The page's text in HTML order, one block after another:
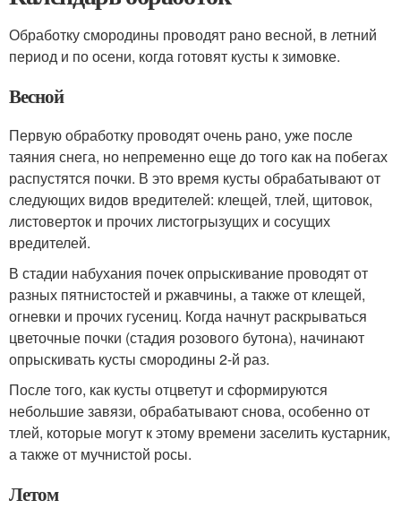
Обработку смородины проводят рано весной, в летний
период и по осени, когда готовят кусты к зимовке.
Весной
Первую обработку проводят очень рано, уже после
таяния снега, но непременно еще до того как на побегах
распустятся почки. В это время кусты обрабатывают от
следующих видов вредителей: клещей, тлей, щитовок,
листоверток и прочих листогрызущих и сосущих
вредителей.
В стадии набухания почек опрыскивание проводят от
разных пятнистостей и ржавчины, а также от клещей,
огневки и прочих гусениц. Когда начнут раскрываться
цветочные почки (стадия розового бутона), начинают
опрыскивать кусты смородины 2-й раз.
После того, как кусты отцветут и сформируются
небольшие завязи, обрабатывают снова, особенно от
тлей, которые могут к этому времени заселить кустарник,
а также от мучнистой росы.
Летом